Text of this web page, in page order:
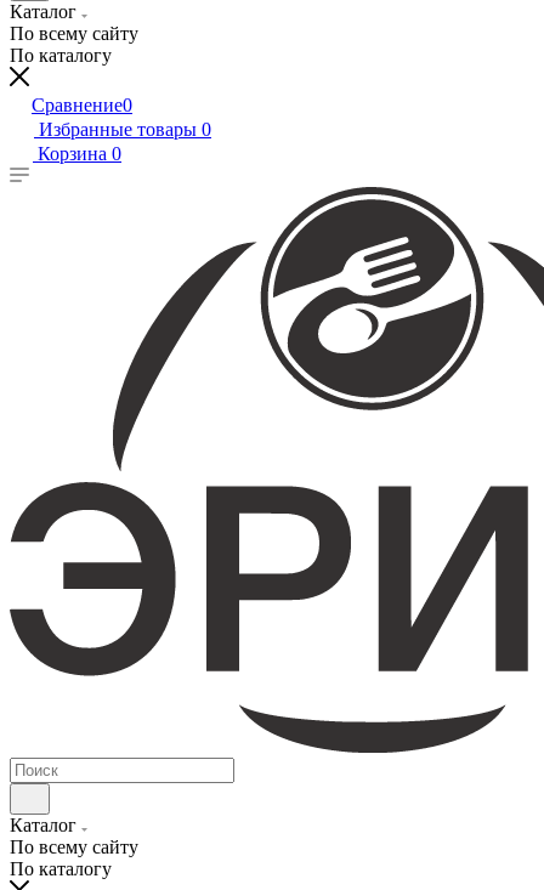
Каталог
По всему сайту
По каталогу
Сравнение0
Избранные товары 0
Корзина 0
Каталог
По всему сайту
По каталогу